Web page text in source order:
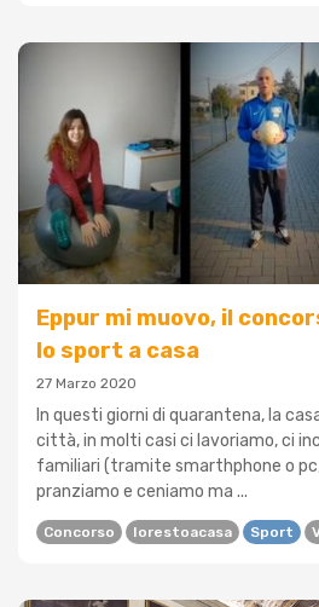
Eppur mi muovo, il
lo sport a casa
27 Marzo 2020
In questi giorni di quarantena, la
città, in molti casi ci lavoriamo, ci
familiari (tramite smarthphone o
pranziamo e ceniamo ma ...
Concorso Iorestoacasa Sport